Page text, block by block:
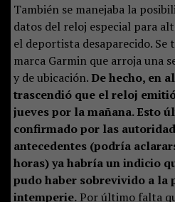
También se manejaba la
datos del reloj especial para
el deportista desaparecido.
marca Garmin que arroja una
y de ubicación. De hecho, en
trascendió que el reloj
jueves por la mañana. Esto
confirmado por las
antecedentes (podría
horas) ya habría un indicio
pudo haber sobrevivido a la
intemperie.Por último falta